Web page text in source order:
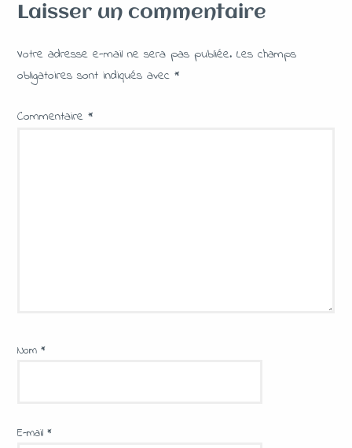
Laisser un commentaire
Votre adresse e-mail ne sera pas publiée. Les champs
obligatoires sont indiqués avec*
Commentaire*
Nom*
E-mail*